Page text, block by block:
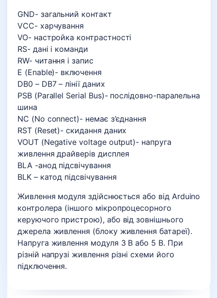
GND- загальний контакт
VСС- харчування
VO- настройка контрастності
RS- дані і команди
RW- читання і запис
E (Enable)- включення
DB0 – DB7 – лінії даних
PSB (Parallel Serial Bus)- послідовно-паралельна
шина
NC (No connect)- немає з’єднання
RST (Reset)- скидання даних
VOUT (Negative voltage output)- напруга
живлення драйверів дисплея
BLA -анод підсвічування
BLK – катод підсвічування
Живлення модуля здійснюється або від Arduino
контролера (іншого мікропроцесорного
керуючого пристрою), або від зовнішнього
джерела живлення (блоку живлення батареї).
Напруга живлення модуля 3 В або 5 В. При
різній напрузі живлення різні схеми його
підключення.